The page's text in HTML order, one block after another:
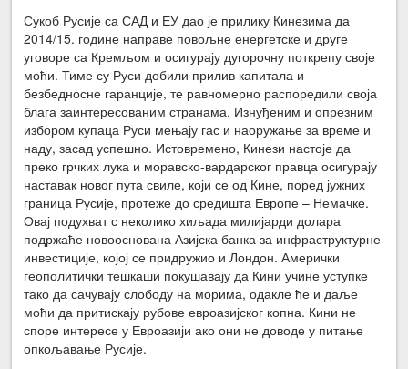
Сукоб Русије са САД и ЕУ дао је прилику Кинезима да
2014/15. године направе повољне енергетске и друге
уговоре са Кремљом и осигурају дугорочну поткрепу своје
моћи. Тиме су Руси добили прилив капитала и
безбедносне гаранције, те равномерно распоредили своја
блага заинтересованим странама. Изнуђеним и опрезним
избором купаца Руси мењају гас и наоружање за време и
наду, засад успешно. Истовремено, Кинези настоје да
преко грчких лука и моравско-вардарског правца осигурају
наставак новог пута свиле, који се од Кине, поред јужних
граница Русије, протеже до средишта Европе – Немачке.
Овај подухват с неколико хиљада милијарди долара
подржаће новооснована Азијска банка за инфраструктурне
инвестиције, којој се придружио и Лондон. Амерички
геополитички тешкаши покушавају да Кини учине уступке
тако да сачувају слободу на морима, одакле ће и даље
моћи да притискају рубове евроазијског копна. Кини не
споре интересе у Евроазији ако они не доводе у питање
опкољавање Русије.